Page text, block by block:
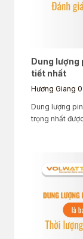
Dung lượng
tiết nhất
Hương Giang
Dung lượng
trọng nhất